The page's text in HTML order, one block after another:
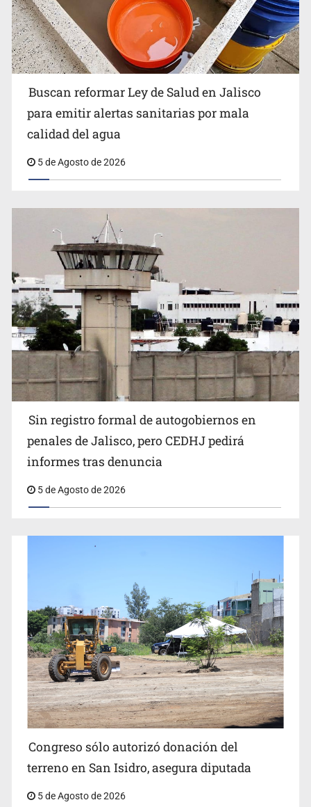
Ken Salazar afirma que no tiene evidencia de vínculos
entre el gobierno de México y el crimen organizado
Sheinbaum se reúnen secretario de Estado del Vaticano
Buscan reformar Ley de Salud en Jalisco para emitir
alertas sanitarias por mala calidad del agua
Buscan reformar Ley de Salud en Jalisco
para emitir alertas sanitarias por mala
calidad del agua
5 de Agosto de 2026
Sin registro formal de autogobiernos en
penales de Jalisco, pero CEDHJ pedirá
informes tras denuncia
5 de Agosto de 2026
Congreso sólo autorizó donación del
terreno en San Isidro, asegura diputada
5 de Agosto de 2026